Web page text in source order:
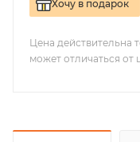
Хочу в подарок
Цена действительна
может отличаться от